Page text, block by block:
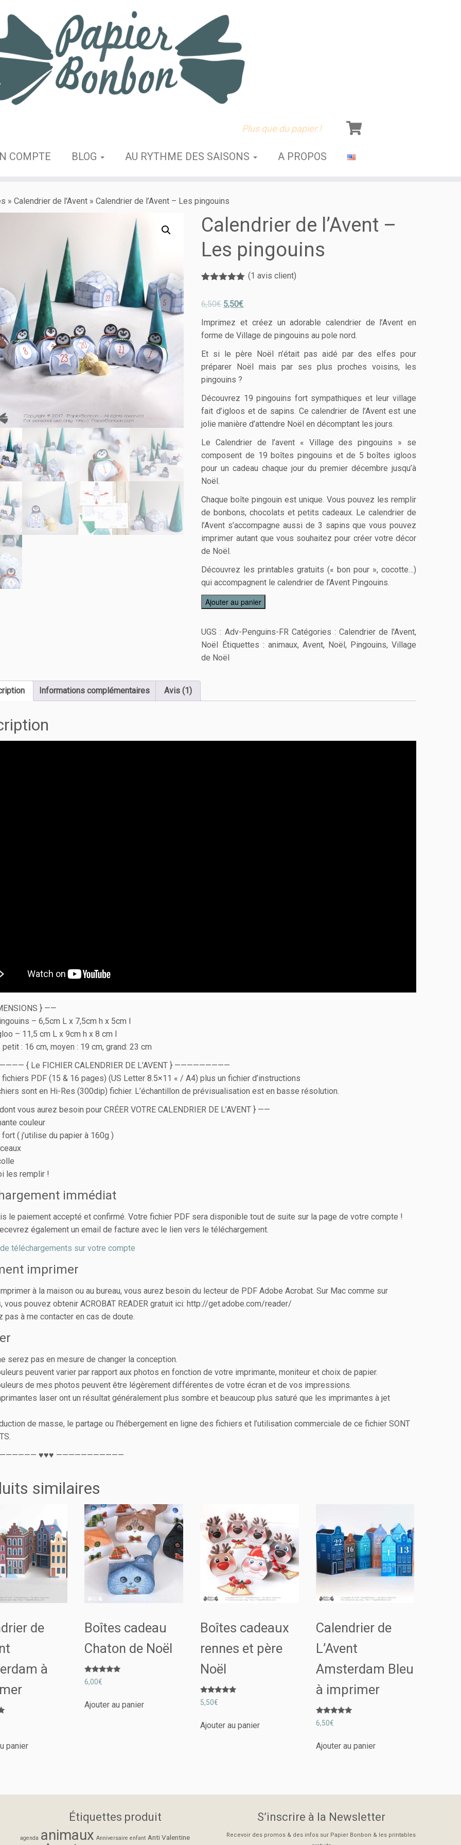
Plus que du papier !
COMPTE BLOG AU RYTHME DES SAISONS A PROPOS
» Calendrier de l'Avent » Calendrier de l’Avent – Les pingouins
Calendrier de l’Avent –
Les pingouins
basé sur
client
(1 avis client)
6,50€ 5,50€
Imprimez et créez un adorable calendrier de l’Avent en
forme de Village de pingouins au pole nord.
Et si le père Noël n’était pas aidé par des elfes pour
préparer Noël mais par ses plus proches voisins, les
pingouins ?
Découvrez 19 pingouins fort sympathiques et leur village
fait d’igloos et de sapins. Ce calendrier de l’Avent est une
jolie manière d’attendre Noël en décomptant les jours.
Le Calendrier de l’avent « Village des pingouins » se
composent de 19 boîtes pingouins et de 5 boîtes igloos
pour un cadeau chaque jour du premier décembre jusqu’à
Noël.
Chaque boîte pingouin est unique. Vous pouvez les remplir
de bonbons, chocolats et petits cadeaux. Le calendrier de
l’Avent s’accompagne aussi de 3 sapins que vous pouvez
imprimer autant que vous souhaitez pour créer votre décor
de Noël.
Découvrez les printables gratuits (« bon pour », cocotte…)
qui accompagnent le calendrier de l’Avent Pingouins.
Ajouter au panier
UGS : Adv-Penguins-FR Catégories : Calendrier de l'Avent,
Noël Étiquettes : animaux, Avent, Noël, Pingouins,Village
de Noël
Informations complémentaires Avis (1)
} ——
– 6,5cm L x 7,5cm h x 5cm l
– 11,5 cm L x 9cm h x 8 cm l
: 16 cm, moyen : 19 cm, grand: 23 cm
{ Le FICHIER CALENDRIER DE L’AVENT } —————————
PDF (15 & 16 pages) (US Letter 8.5×11 « / A4) plus un fichier d’instructions
sont en Hi-Res (300dip) fichier. L’échantillon de prévisualisation est en basse résolution.
vous aurez besoin pour CRÉER VOTRE CALENDRIER DE L’AVENT } ——
couleur
( j’utilise du papier à 160g )
les remplir !
immédiat
le paiement accepté et confirmé. Votre fichier PDF sera disponible tout de suite sur la page de votre compte !
également un email de facture avec le lien vers le téléchargement.
téléchargements sur votre compte
imprimer
à la maison ou au bureau, vous aurez besoin du lecteur de PDF Adobe Acrobat. Sur Mac comme sur
vous pouvez obtenir ACROBAT READER gratuit ici: http://get.adobe.com/reader/
pas à me contacter en cas de doute.
serez pas en mesure de changer la conception.
peuvent varier par rapport aux photos en fonction de votre imprimante, moniteur et choix de papier.
de mes photos peuvent être légèrement différentes de votre écran et de vos impressions.
laser ont un résultat généralement plus sombre et beaucoup plus saturé que les imprimantes à jet
de masse, le partage ou l’hébergement en ligne des fichiers et l’utilisation commerciale de ce fichier SONT
♥♥♥ ———————————
similaires
de
à
panier
Boîtes cadeau
Chaton de Noël
Note
5.00
6,00€
Ajouter au panier
Boîtes cadeaux
rennes et père
Noël
Note
5.00
5,50€
Ajouter au panier
Calendrier de
L’Avent
Amsterdam Bleu
à imprimer
Note
5.00
6,50€
Ajouter au panier
Étiquettes produit
agenda animaux Anniversaire enfant Anti Valentine
S’inscrire à la Newsletter
Recevoir des promos & des infos sur Papier Bonbon & les printables